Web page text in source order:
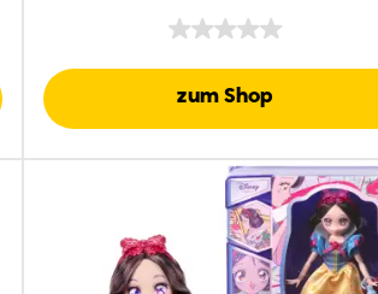
Leuchtfunktion
zum Shop